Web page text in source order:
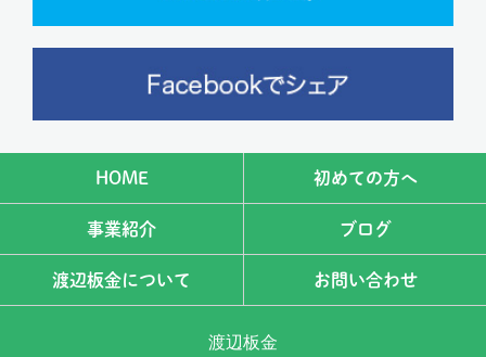
HOME 初めての方へ
事業紹介 ブログ
渡辺板金について お問い合わせ
渡辺板金